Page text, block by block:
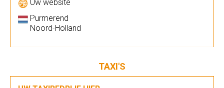
Uw website
Purmerend
Noord-Holland
TAXI'S